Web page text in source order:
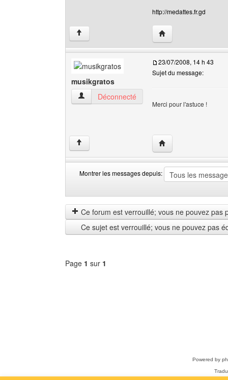
http://medattes.fr.gd
↑ Visiter le site web
musikgratos
musikgratos Voir le profil de l'utilisateur
Déconnecté
23/07/2008, 14 h 43
Sujet du message:
Merci pour l'astuce !
↑ Visiter le site web
Montrer les messages depuis:
les
messages
depuis
by
Ce forum est verrouillé; vous ne pouvez pas
Ce sujet est verrouillé; vous ne pouvez pas
Page 1 sur 1
Powered by